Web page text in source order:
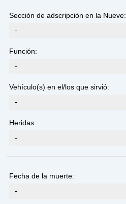
Sección de adscripción en la Nueve:
-
Función:
-
Vehículo(s) en el/los que sirvió:
-
Heridas:
-
Fecha de la muerte:
-